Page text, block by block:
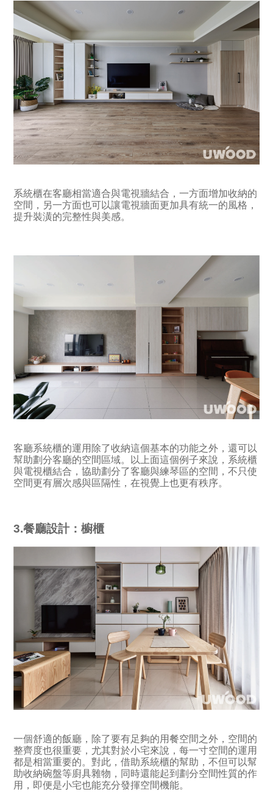
系統櫃在客廳相當適合與電視牆結合，一方面增加收納的
空間，另一方面也可以讓電視牆面更加具有統一的風格，
提升裝潢的完整性與美感。
客廳系統櫃的運用除了收納這個基本的功能之外，還可以
幫助劃分客廳的空間區域。以上面這個例子來說，系統櫃
與電視櫃結合，協助劃分了客廳與練琴區的空間，不只使
空間更有層次感與區隔性，在視覺上也更有秩序。
3.餐廳設計：櫥櫃
一個舒適的飯廳，除了要有足夠的用餐空間之外，空間的
整齊度也很重要，尤其對於小宅來說，每一寸空間的運用
都是相當重要的。對此，借助系統櫃的幫助，不但可以幫
助收納碗盤等廚具雜物，同時還能起到劃分空間性質的作
用，即便是小宅也能充分發揮空間機能。